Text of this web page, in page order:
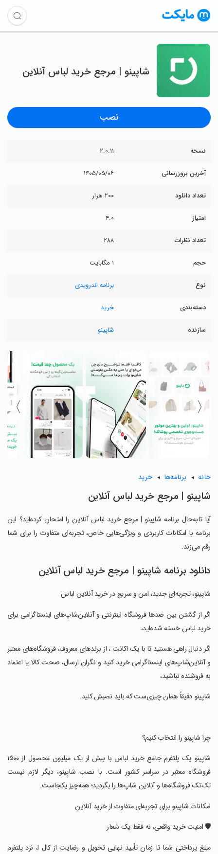
‏‏‏‏‏شاپینو | مرجع خرید لباس آنلاین
نصب
نسخه ۲.۰.۱۱
آخرین بروزرسانی ۱۴۰۵/۰۵/۰۶
تعداد دانلود ۲۰۰ هزار
امتیاز ۴.۰
تعداد نظرات ۲۸۸
حجم ۱ مگابایت
نوع برنامه اندرویدی
دسته‌بندی خرید
سازنده شاپینو
〈
〉
خانه برنامه‌ها خرید
‏‏‏‏‏شاپینو | مرجع خرید لباس آنلاین
آیا تابه‌حال برنامه ‏‏‏‏‏شاپینو | مرجع خرید لباس آنلاین را امتحان کرده‌اید؟ این
برنامه با امکانات کاربردی و ویژگی‌هایی خاص، تجربه‌ای متفاوت را برای شما
رقم می‌زند.
دانلود برنامه ‏‏‏‏‏شاپینو | مرجع خرید لباس آنلاین
‏شاپینو، تجربه‌ای جدید، امن و سریع در خرید آنلاین لباس
‏اگر از گشتن بین صدها فروشگاه اینترنتی و آنلاین‌شاپ‌های اینستاگرامی برای
خرید لباس خسته شده‌اید،
‏اگر دنبال راهی هستید تا با یک اکانت ، از برندهای معروف، فروشگاه‌های معتبر
و آنلاین‌شاپ‌های اینستاگرامی خرید کنید و نگران ارسال، صحت کالا یا اعتماد
به فروشنده نباشید،
‏شاپینو دقیقاً همان چیزی‌ست که باید نصبش کنید.
‏چرا شاپینو را انتخاب کنیم؟
‏شاپینو یک پلتفرم جامع خرید لباس با بیش از یک میلیون محصول از ۱۵۰۰
فروشگاه معتبر در سراسر کشور است. با نصب شاپینو، دیگر لازم نیست
تک‌تک فروشگاه‌ها و آنلاین شاپ‌ها را بگردید؛ همه‌چیز یکجاست.
‏امکانات شاپینو برای تجربه‌ای متفاوت از خرید آنلاین
‏🛡️ امنیت خرید واقعی، نه فقط یک شعار
‏مبلغ پرداختی شما تا زمان تأیید نهایی تحویل و رضایت از کال ا، نزد پلتفرم